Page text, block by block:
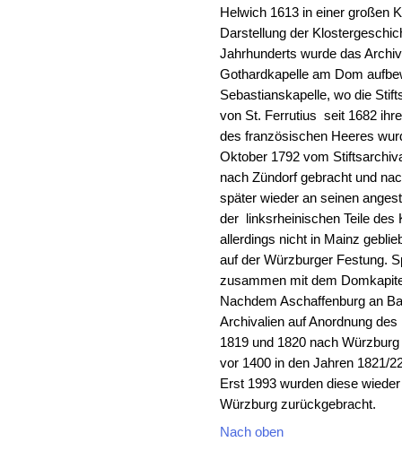
Helwich 1613 in einer großen
Darstellung der
Jahrhunderts wurde das
Gothardkapelle am Dom
Sebastianskapelle, wo die
von St. Ferrutius seit 1682
des französischen Heeres
Oktober 1792 vom
nach Zündorf gebracht und
später wieder an seinen
der linksrheinischen Teile des
allerdings nicht in Mainz
auf der Würzburger Festung.
zusammen mit dem
Nachdem Aschaffenburg an
Archivalien auf Anordnung
1819 und 1820 nach
vor 1400 in den Jahren 1821/
Erst 1993 wurden diese
Würzburg zurückgebracht.
Nach oben